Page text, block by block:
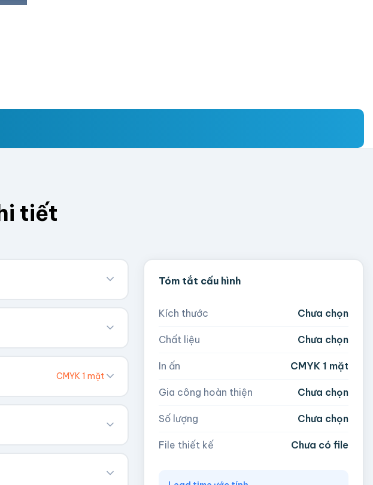
tiết
thể.
CMYK 1 mặt
Tóm tắt cấu hình
Kích thước Chưa chọn
Chất liệu Chưa chọn
In ấn CMYK 1 mặt
Gia công hoàn thiện Chưa chọn
Số lượng Chưa chọn
File thiết kế Chưa có file